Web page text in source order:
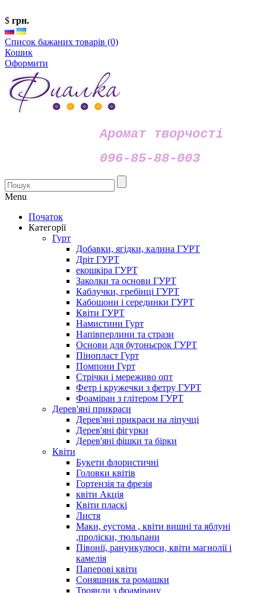
$ грн.
Список бажаних товарів (0)
Кошик
Оформити
Аромат творчості
096-85-88-003
Menu
Початок
Категорії
Гурт
Добавки, ягідки, калина ГУРТ
Дріт ГУРТ
екошкіра ГУРТ
Заколки та основи ГУРТ
Каблучки, гребінці ГУРТ
Кабошони і серединки ГУРТ
Квіти ГУРТ
Намистини Гурт
Напівперлини та стрази
Основи для бутоньєрок ГУРТ
Пінопласт Гурт
Помпони Гурт
Стрічки і мереживо опт
Фетр і кружечки з фетру ГУРТ
Фоаміран з глітером ГУРТ
Дерев'яні прикраси
Дерев'яні прикраси на ліпучці
Дерев'яні фігурки
Дерев'яні фішки та бірки
Квіти
Букети флористичні
Головки квітів
Гортензія та фрезія
квіти Акція
Квіти пласкі
Листя
Маки, еустома , квіти вишні та яблуні
,проліски, тюльпани
Півонії, ранункулюси, квіти магнолії і
камелія
Паперові квіти
Соняшник та ромашки
Троянди з фоамірану